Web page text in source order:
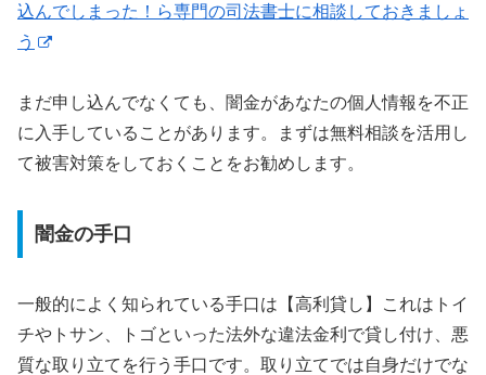
込んでしまった！ら専門の司法書士に相談しておきましょ
う
まだ申し込んでなくても、闇金があなたの個人情報を不正
に入手していることがあります。まずは無料相談を活用し
て被害対策をしておくことをお勧めします。
闇金の手口
一般的によく知られている手口は【高利貸し】これはトイ
チやトサン、トゴといった法外な違法金利で貸し付け、悪
質な取り立てを行う手口です。取り立てでは自身だけでな